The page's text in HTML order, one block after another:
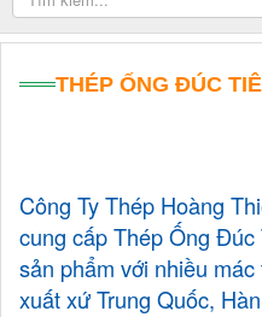
THÉP ỐNG ĐÚC
Công Ty Thép Hoàng
cung cấp Thép Ống
sản phẩm với nhiều
xuất xứ Trung Quốc,